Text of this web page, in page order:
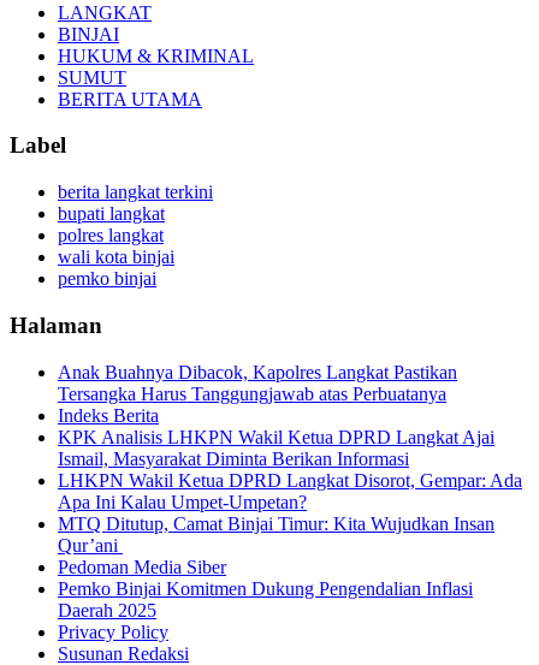
LANGKAT
BINJAI
HUKUM & KRIMINAL
SUMUT
BERITA UTAMA
Label
berita langkat terkini
bupati langkat
polres langkat
wali kota binjai
pemko binjai
Halaman
Anak Buahnya Dibacok, Kapolres Langkat Pastikan
Tersangka Harus Tanggungjawab atas Perbuatanya
Indeks Berita
KPK Analisis LHKPN Wakil Ketua DPRD Langkat Ajai
Ismail, Masyarakat Diminta Berikan Informasi
LHKPN Wakil Ketua DPRD Langkat Disorot, Gempar: Ada
Apa Ini Kalau Umpet-Umpetan?
MTQ Ditutup, Camat Binjai Timur: Kita Wujudkan Insan
Qur’ani
Pedoman Media Siber
Pemko Binjai Komitmen Dukung Pengendalian Inflasi
Daerah 2025
Privacy Policy
Susunan Redaksi